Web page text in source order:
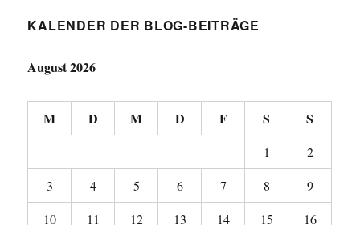
KALENDER DER BLOG-BEITRÄGE
August 2026
M D M D F S S
1
2
3
4 5 6 7 8
9
10
11 12 13 14 15
16